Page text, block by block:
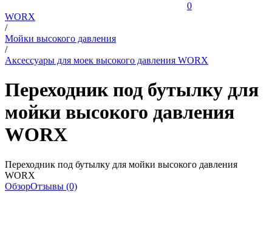
0
WORX
/
Мойки высокого давления
/
Аксессуары для моек высокого давления WORX
Переходник под бутылку для
мойки высокого давления
WORX
Переходник под бутылку для мойки высокого давления
WORX
ОбзорОтзывы (0)